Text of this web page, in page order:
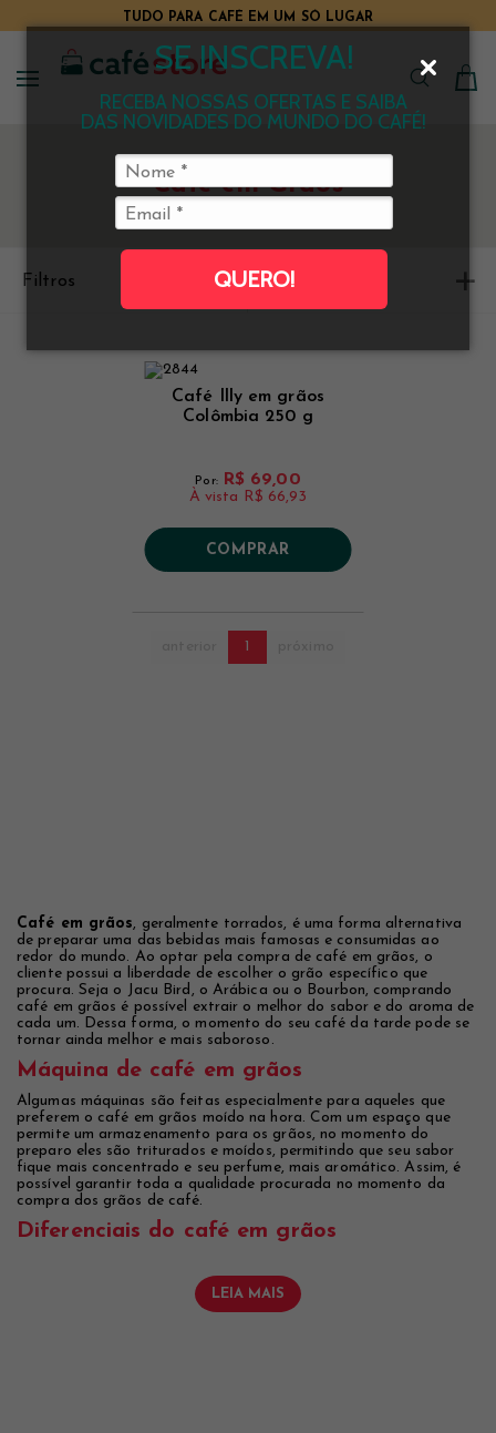
SE INSCREVA!
RECEBA NOSSAS OFERTAS E SAIBA
DAS NOVIDADES DO MUNDO DO CAFÉ!
QUERO!
TUDO PARA CAFÉ EM UM SÓ LUGAR
Café em Grãos
Filtros Ordenar
Café Illy em grãos
Colômbia 250 g
Por: R$ 69,00
À vista R$ 66,93
COMPRAR
1
Café em grãos, geralmente torrados, é uma forma alternativa
de preparar uma das bebidas mais famosas e consumidas ao
redor do mundo. Ao optar pela compra de café em grãos, o
cliente possui a liberdade de escolher o grão específico que
procura. Seja o Jacu Bird, o Arábica ou o Bourbon, comprando
café em grãos é possível extrair o melhor do sabor e do aroma de
cada um. Dessa forma, o momento do seu café da tarde pode se
tornar ainda melhor e mais saboroso.
Máquina de café em grãos
Algumas máquinas são feitas especialmente para aqueles que
preferem o café em grãos moído na hora. Com um espaço que
permite um armazenamento para os grãos, no momento do
preparo eles são triturados e moídos, permitindo que seu sabor
fique mais concentrado e seu perfume, mais aromático. Assim, é
possível garantir toda a qualidade procurada no momento da
compra dos grãos de café.
Diferenciais do café em grãos
LEIA MAIS